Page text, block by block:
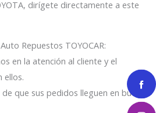
dirígete directamente a este
Repuestos TOYOCAR:
en la atención al cliente y el
ellos.
que sus pedidos lleguen en buen